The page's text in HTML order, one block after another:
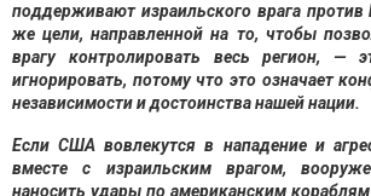
поддерживают израильского врага
же цели, направленной на то, чтобы
врагу контролировать весь регион, —
игнорировать, потому что это означает
независимости и достоинства нашей нации.
Если США вовлекутся в нападение и
вместе с израильским врагом,
наносить удары по американским